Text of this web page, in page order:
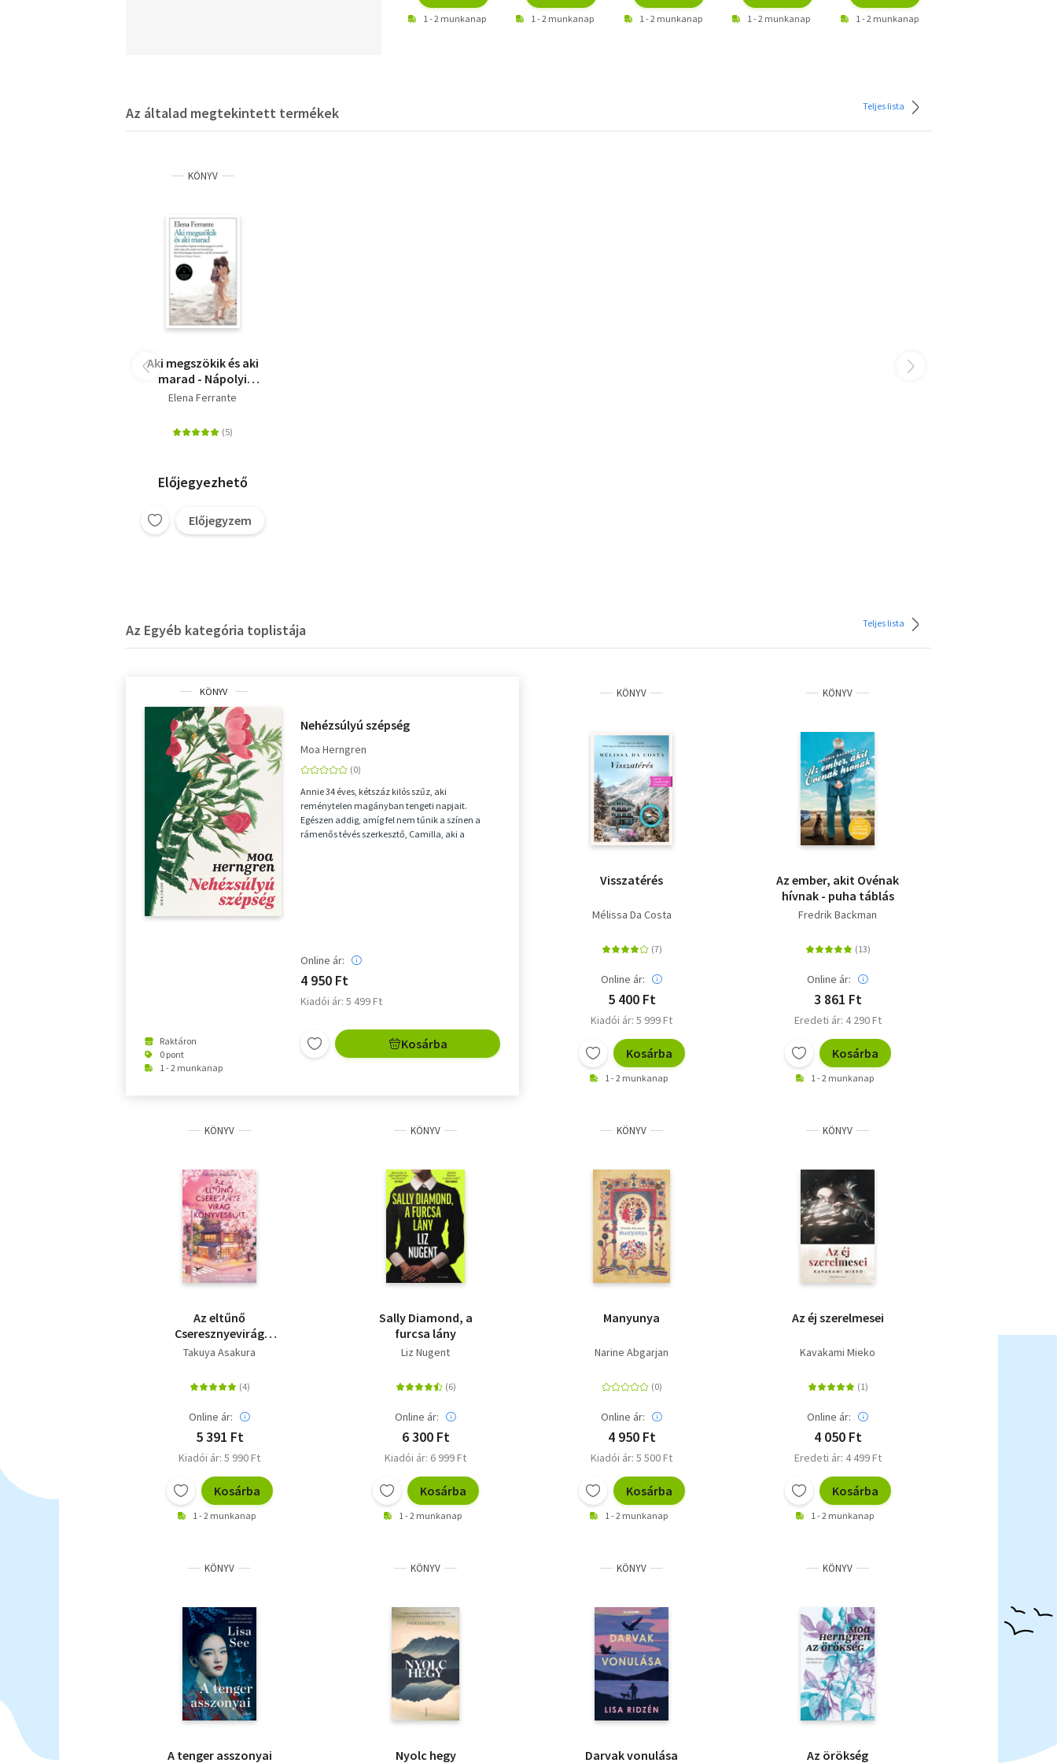
1 - 2 munkanap 1 - 2 munkanap 1 - 2 munkanap 1 - 2 munkanap 1 - 2 munkanap
Az általad megtekintett termékek Teljes lista
KÖNYV
Aki megszökik és aki
marad - Nápolyi
regények 3.
Elena Ferrante
Előjegyezhető
Előjegyzem
Az Egyéb kategória toplistája Teljes lista
KÖNYV
Raktáron
0 pont
1 - 2 munkanap
Nehézsúlyú szépség
Moa Herngren
Annie 34 éves, kétszáz kilós szűz, aki
reménytelen magányban tengeti napjait.
Egészen addig, amíg fel nem tűnik a színen a
rámenős tévés szerkesztő, Camilla, aki a
Online ár:
4 950 Ft
Kiadói ár: 5 499 Ft
Kosárba
KÖNYV
Visszatérés
Mélissa Da Costa
Online ár:
5 400 Ft
Kiadói ár: 5 999 Ft
Kosárba
1 - 2 munkanap
KÖNYV
Az ember, akit Ovénak
hívnak - puha táblás
Fredrik Backman
Online ár:
3 861 Ft
Eredeti ár: 4 290 Ft
Kosárba
1 - 2 munkanap
KÖNYV
Az eltűnő
Cseresznyevirág
Könyvesbolt
Takuya Asakura
Online ár:
5 391 Ft
Kiadói ár: 5 990 Ft
Kosárba
1 - 2 munkanap
KÖNYV
Sally Diamond, a
furcsa lány
Liz Nugent
Online ár:
6 300 Ft
Kiadói ár: 6 999 Ft
Kosárba
1 - 2 munkanap
KÖNYV
Manyunya
Narine Abgarjan
Online ár:
4 950 Ft
Kiadói ár: 5 500 Ft
Kosárba
1 - 2 munkanap
KÖNYV
Az éj szerelmesei
Kavakami Mieko
Online ár:
4 050 Ft
Eredeti ár: 4 499 Ft
Kosárba
1 - 2 munkanap
KÖNYV
A tenger asszonyai
KÖNYV
Nyolc hegy
KÖNYV
Darvak vonulása
KÖNYV
Az örökség